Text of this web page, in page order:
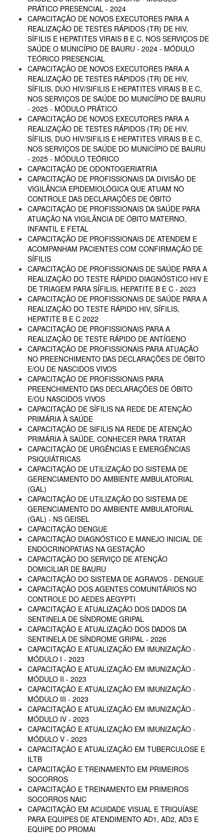
PRÁTICO PRESENCIAL - 2024
CAPACITAÇÃO DE NOVOS EXECUTORES PARA A
REALIZAÇÃO DE TESTES RÁPIDOS (TR) DE HIV,
SÍFILIS E HEPATITES VIRAIS B E C, NOS SERVIÇOS DE
SAÚDE O MUNICÍPIO DE BAURU - 2024 - MÓDULO
TEÓRICO PRESENCIAL
CAPACITAÇÃO DE NOVOS EXECUTORES PARA A
REALIZAÇÃO DE TESTES RÁPIDOS (TR) DE HIV,
SÍFILIS, DUO HIV/SIFILIS E HEPATITES VIRAIS B E C,
NOS SERVIÇOS DE SAÚDE DO MUNICÍPIO DE BAURU
- 2025 - MÓDULO PRÁTICO
CAPACITAÇÃO DE NOVOS EXECUTORES PARA A
REALIZAÇÃO DE TESTES RÁPIDOS (TR) DE HIV,
SÍFILIS, DUO HIV/SIFILIS E HEPATITES VIRAIS B E C,
NOS SERVIÇOS DE SAÚDE DO MUNICÍPIO DE BAURU
- 2025 - MÓDULO TEÓRICO
CAPACITAÇÃO DE ODONTOGERIATRIA
CAPACITAÇÃO DE PROFISSIONAIS DA DIVISÃO DE
VIGILÂNCIA EPIDEMIOLÓGICA QUE ATUAM NO
CONTROLE DAS DECLARAÇÕES DE ÓBITO
CAPACITAÇÃO DE PROFISSIONAIS DA SAÚDE PARA
ATUAÇÃO NA VIGILÂNCIA DE ÓBITO MATERNO,
INFANTIL E FETAL
CAPACITAÇÃO DE PROFISSIONAIS DE ATENDEM E
ACOMPANHAM PACIENTES COM CONFIRMAÇÃO DE
SÍFILIS
CAPACITAÇÃO DE PROFISSIONAIS DE SAÚDE PARA A
REALIZAÇÃO DO TESTE RÁPIDO DIAGNÓSTICO HIV E
DE TRIAGEM PARA SÍFILIS, HEPATITE B E C - 2023
CAPACITAÇÃO DE PROFISSIONAIS DE SAÚDE PARA A
REALIZAÇÃO DO TESTE RÁPIDO HIV, SÍFILIS,
HEPATITE B E C 2022
CAPACITAÇÃO DE PROFISSIONAIS PARA A
REALIZAÇÃO DE TESTE RÁPIDO DE ANTÍGENO
CAPACITAÇÃO DE PROFISSIONAIS PARA ATUAÇÃO
NO PREENCHIMENTO DAS DECLARAÇÕES DE ÓBITO
E/OU DE NASCIDOS VIVOS
CAPACITAÇÃO DE PROFISSIONAIS PARA
PREENCHIMENTO DAS DECLARAÇÕES DE ÓBITO
E/OU NASCIDOS VIVOS
CAPACITAÇÃO DE SÍFILIS NA REDE DE ATENÇÃO
PRIMÁRIA À SAÚDE
CAPACITAÇÃO DE SIFILIS NA REDE DE ATENÇÃO
PRIMÁRIA À SAÚDE, CONHECER PARA TRATAR
CAPACITAÇÃO DE URGÊNCIAS E EMERGÊNCIAS
PSIQUIÁTRICAS
CAPACITAÇÃO DE UTILIZAÇÃO DO SISTEMA DE
GERENCIAMENTO DO AMBIENTE AMBULATORIAL
(GAL)
CAPACITAÇÃO DE UTILIZAÇÃO DO SISTEMA DE
GERENCIAMENTO DO AMBIENTE AMBULATORIAL
(GAL) - NS GEISEL
CAPACITAÇÃO DENGUE
CAPACITAÇÃO DIAGNÓSTICO E MANEJO INICIAL DE
ENDOCRINOPATIAS NA GESTAÇÃO
CAPACITAÇÃO DO SERVIÇO DE ATENÇÃO
DOMICILIAR DE BAURU
CAPACITAÇÃO DO SISTEMA DE AGRAVOS - DENGUE
CAPACITAÇÃO DOS AGENTES COMUNITÁRIOS NO
CONTROLE DO AEDES AEGYPTI
CAPACITAÇÃO E ATUALIZAÇÃO DOS DADOS DA
SENTINELA DE SÍNDROME GRIPAL
CAPACITAÇÃO E ATUALIZAÇÃO DOS DADOS DA
SENTINELA DE SÍNDROME GRIPAL - 2026
CAPACITAÇÃO E ATUALIZAÇÃO EM IMUNIZAÇÃO -
MÓDULO I - 2023
CAPACITAÇÃO E ATUALIZAÇÃO EM IMUNIZAÇÃO -
MÓDULO II - 2023
CAPACITAÇÃO E ATUALIZAÇÃO EM IMUNIZAÇÃO -
MÓDULO III - 2023
CAPACITAÇÃO E ATUALIZAÇÃO EM IMUNIZAÇÃO -
MÓDULO IV - 2023
CAPACITAÇÃO E ATUALIZAÇÃO EM IMUNIZAÇÃO -
MÓDULO V - 2023
CAPACITAÇÃO E ATUALIZAÇÃO EM TUBERCULOSE E
ILTB
CAPACITAÇÃO E TREINAMENTO EM PRIMEIROS
SOCORROS
CAPACITAÇÃO E TREINAMENTO EM PRIMEIROS
SOCORROS NAIC
CAPACITAÇÃO EM ACUIDADE VISUAL E TRIQUÍASE
PARA EQUIPES DE ATENDIMENTO AD1, AD2, AD3 E
EQUIPE DO PROMAI